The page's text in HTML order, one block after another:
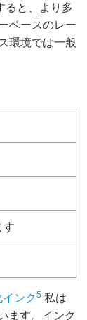
ると、より多
ベースのレー
環境では一般
す
ンク5私は
ます。インク